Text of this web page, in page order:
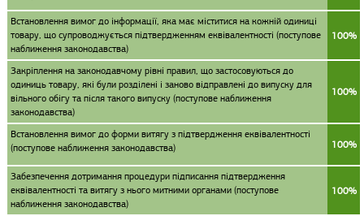
Встановлення вимог до інформації, яка має міститися на кожній одиниці
товару, що супроводжується підтвердженням еквівалентності (поступове
наближення законодавства)
100%
Закріплення на законодавчому рівні правил, що застосовуються до
одиниць товару, які були розділені і заново відправлені до випуску для
вільного обігу та після такого випуску (поступове наближення
законодавства)
100%
Встановлення вимог до форми витягу з підтвердження еквівалентності
(поступове наближення законодавства)
100%
Забезпечення дотримання процедури підписання підтвердження
еквівалентності та витягу з нього митними органами (поступове
наближення законодавства)
100%